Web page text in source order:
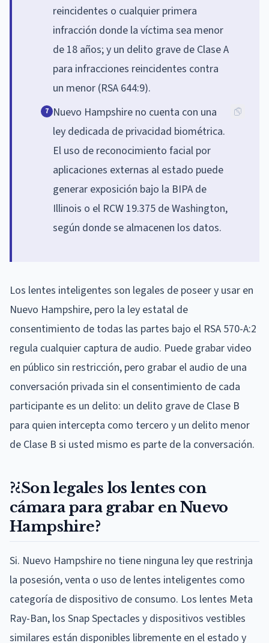
reincidentes o cualquier primera
infracción donde la víctima sea menor
de 18 años; y un delito grave de Clase A
para infracciones reincidentes contra
un menor (RSA 644:9).
7 Nuevo Hampshire no cuenta con una
ley dedicada de privacidad biométrica.
El uso de reconocimiento facial por
aplicaciones externas al estado puede
generar exposición bajo la BIPA de
Illinois o el RCW 19.375 de Washington,
según donde se almacenen los datos.
Los lentes inteligentes son legales de poseer y usar en
Nuevo Hampshire, pero la ley estatal de
consentimiento de todas las partes bajo el RSA 570-A:2
regula cualquier captura de audio. Puede grabar video
en público sin restricción, pero grabar el audio de una
conversación privada sin el consentimiento de cada
participante es un delito: un delito grave de Clase B
para quien intercepta como tercero y un delito menor
de Clase B si usted mismo es parte de la conversación.
?¿Son legales los lentes con
cámara para grabar en Nuevo
Hampshire?
Si. Nuevo Hampshire no tiene ninguna ley que restrinja
la posesión, venta o uso de lentes inteligentes como
categoría de dispositivo de consumo. Los lentes Meta
Ray-Ban, los Snap Spectacles y dispositivos vestibles
similares están disponibles libremente en el estado y